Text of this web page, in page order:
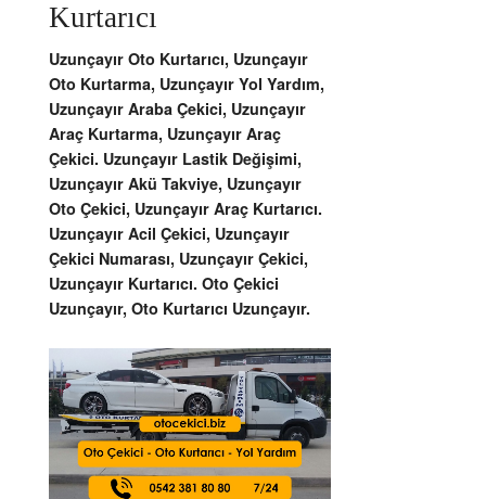
Kurtarıcı
Uzunçayır Oto Kurtarıcı, Uzunçayır
Oto Kurtarma, Uzunçayır Yol Yardım,
Uzunçayır Araba Çekici, Uzunçayır
Araç Kurtarma, Uzunçayır Araç
Çekici. Uzunçayır Lastik Değişimi,
Uzunçayır Akü Takviye, Uzunçayır
Oto Çekici, Uzunçayır Araç Kurtarıcı.
Uzunçayır Acil Çekici, Uzunçayır
Çekici Numarası, Uzunçayır Çekici,
Uzunçayır Kurtarıcı. Oto Çekici
Uzunçayır, Oto Kurtarıcı Uzunçayır.